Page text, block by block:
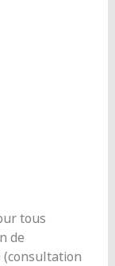
tous
de
(consultation